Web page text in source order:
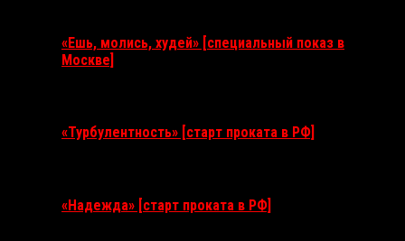
«Ешь, молись, худей» [специальный показ в
Москве]
«Турбулентность» [старт проката в РФ]
«Надежда» [старт проката в РФ]